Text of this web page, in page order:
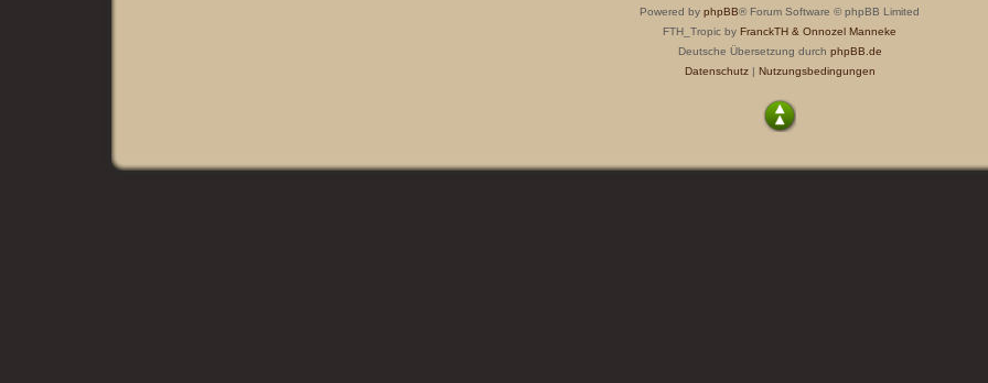
Powered by phpBB® Forum Software © phpBB Limited
FTH_Tropic by FranckTH & Onnozel Manneke
Deutsche Übersetzung durch phpBB.de
Datenschutz| Nutzungsbedingungen